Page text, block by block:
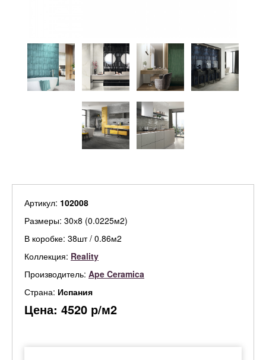
Артикул: 102008
Размеры: 30х8 (0.0225м2)
В коробке: 38шт / 0.86м2
Коллекция: Reality
Производитель: Ape Ceramica
Страна: Испания
Цена: 4520 р/м2